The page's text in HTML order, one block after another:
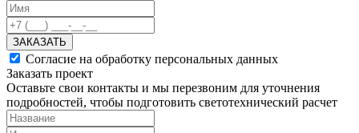
ЗАКАЗАТЬ
Согласие на обработку персональных данных
Заказать проект
Оставьте свои контакты и мы перезвоним для уточнения
подробностей, чтобы подготовить светотехнический расчет